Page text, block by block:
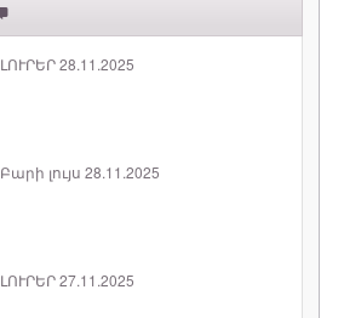
ԼՈՒՐԵՐ 28.11.2025
Բարի լույս 28.11.2025
ԼՈՒՐԵՐ 27.11.2025